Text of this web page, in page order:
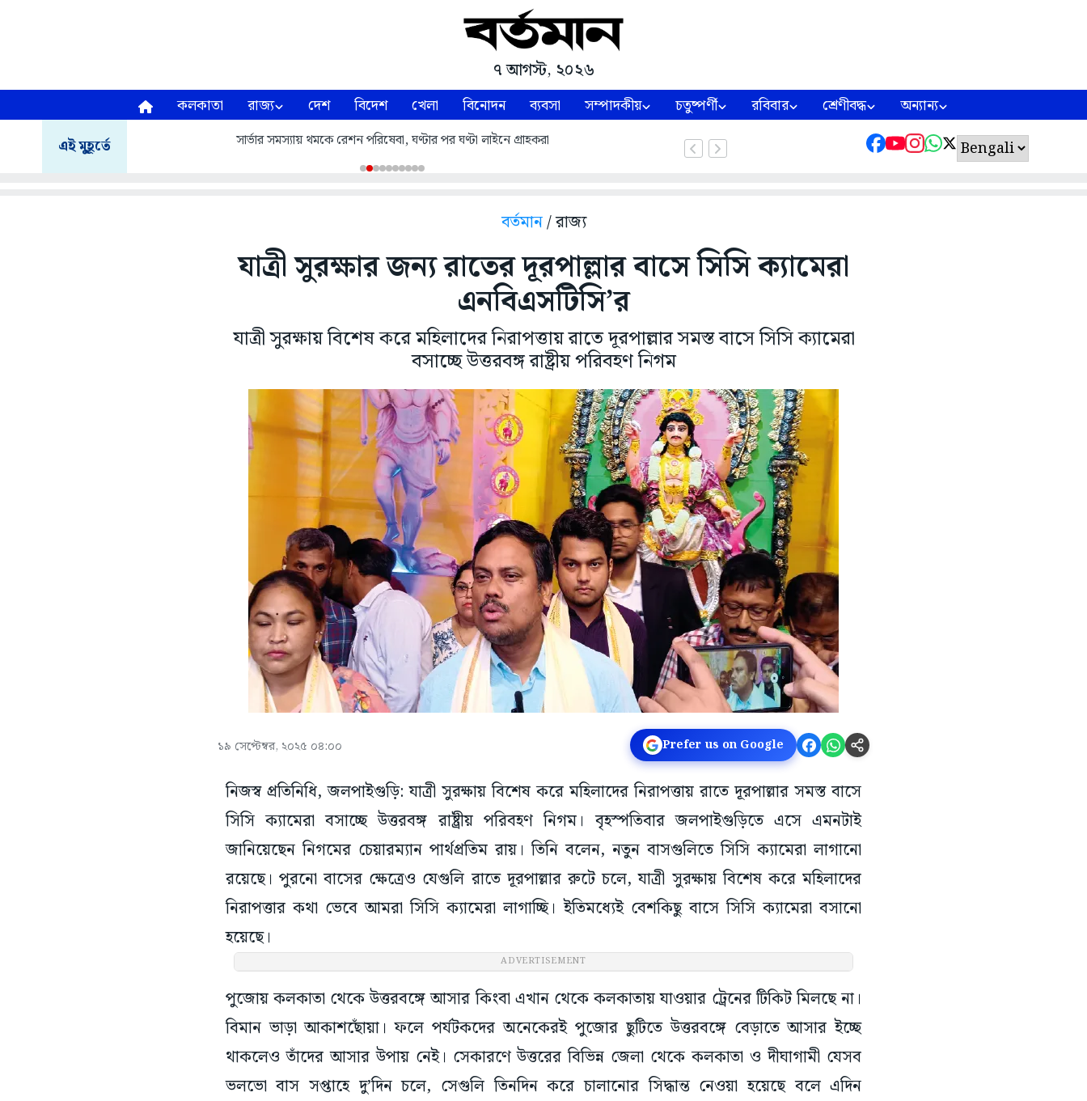
৭ আগস্ট, ২০২৬
কলকাতা রাজ্য দেশ বিদেশ খেলা বিনোদন ব্যবসা সম্পাদকীয় চতুষ্পর্ণী রবিবার শ্রেণীবদ্ধ অন্যান্য
এই মুহূর্তে সার্ভার সমস্যায় থমকে রেশন পরিষেবা, ঘণ্টার পর ঘণ্টা লাইনে গ্রাহকরা
বর্তমান/ রাজ্য
যাত্রী সুরক্ষার জন্য রাতের দূরপাল্লার বাসে সিসি ক্যামেরা
এনবিএসটিসি’র
যাত্রী সুরক্ষায় বিশেষ করে মহিলাদের নিরাপত্তায় রাতে দূরপাল্লার সমস্ত বাসে সিসি ক্যামেরা
বসাচ্ছে উত্তরবঙ্গ রাষ্ট্রীয় পরিবহণ নিগম
১৯ সেপ্টেম্বর, ২০২৫ ০৪:০০ Prefer us on Google
নিজস্ব প্রতিনিধি, জলপাইগুড়ি: যাত্রী সুরক্ষায় বিশেষ করে মহিলাদের নিরাপত্তায় রাতে দূরপাল্লার সমস্ত বাসে
সিসি ক্যামেরা বসাচ্ছে উত্তরবঙ্গ রাষ্ট্রীয় পরিবহণ নিগম। বৃহস্পতিবার জলপাইগুড়িতে এসে এমনটাই
জানিয়েছেন নিগমের চেয়ারম্যান পার্থপ্রতিম রায়। তিনি বলেন, নতুন বাসগুলিতে সিসি ক্যামেরা লাগানো
রয়েছে। পুরনো বাসের ক্ষেত্রেও যেগুলি রাতে দূরপাল্লার রুটে চলে, যাত্রী সুরক্ষায় বিশেষ করে মহিলাদের
নিরাপত্তার কথা ভেবে আমরা সিসি ক্যামেরা লাগাচ্ছি। ইতিমধ্যেই বেশকিছু বাসে সিসি ক্যামেরা বসানো
হয়েছে।
ADVERTISEMENT
পুজোয় কলকাতা থেকে উত্তরবঙ্গে আসার কিংবা এখান থেকে কলকাতায় যাওয়ার ট্রেনের টিকিট মিলছে না।
বিমান ভাড়া আকাশছোঁয়া। ফলে পর্যটকদের অনেকেরই পুজোর ছুটিতে উত্তরবঙ্গে বেড়াতে আসার ইচ্ছে
থাকলেও তাঁদের আসার উপায় নেই। সেকারণে উত্তরের বিভিন্ন জেলা থেকে কলকাতা ও দীঘাগামী যেসব
ভলভো বাস সপ্তাহে দু’দিন চলে, সেগুলি তিনদিন করে চালানোর সিদ্ধান্ত নেওয়া হয়েছে বলে এদিন